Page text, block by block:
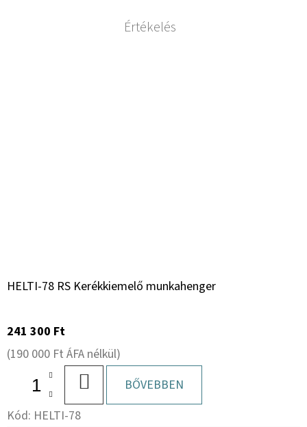
Értékelés
HELTI-78 RS Kerékkiemelő munkahenger
241 300 Ft
(190 000 Ft ÁFA nélkül)
KOSÁRBABŐVEBBEN
Kód: HELTI-78